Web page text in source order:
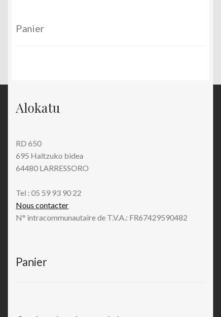
Panier
Alokatu
RD 650
695 Haltzuko bidea
64480 LARRESSORO
Tel : 05 59 93 90 22
Nous contacter
N° intracommunautaire de T.V.A.: FR67429590482
Panier